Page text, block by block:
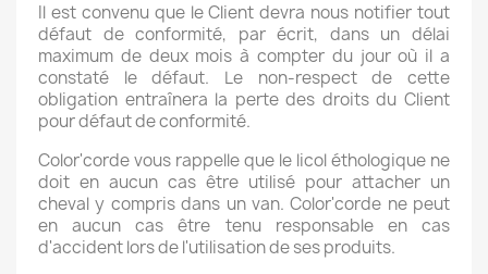
Il est convenu que le Client devra nous notifier tout
défaut de conformité, par écrit, dans un délai
maximum de deux mois à compter du jour où il a
constaté le défaut. Le non-respect de cette
obligation entraînera la perte des droits du Client
pour défaut de conformité.
Color'corde vous rappelle que le licol éthologique ne
doit en aucun cas être utilisé pour attacher un
cheval y compris dans un van. Color'corde ne peut
en aucun cas être tenu responsable en cas
d'accident lors de l'utilisation de ses produits.